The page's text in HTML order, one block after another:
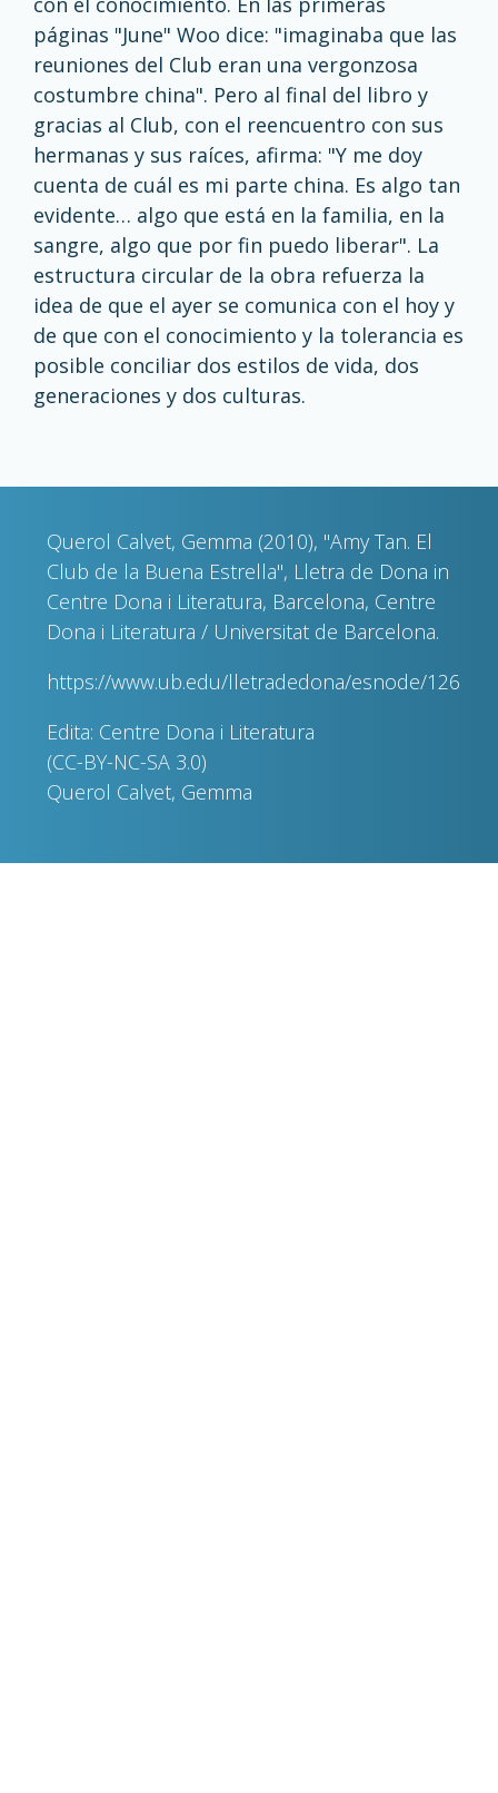
páginas "June" Woo dice: "imaginaba que las
reuniones del Club eran una vergonzosa
costumbre china". Pero al final del libro y
gracias al Club, con el reencuentro con sus
hermanas y sus raíces, afirma: "Y me doy
cuenta de cuál es mi parte china. Es algo tan
evidente… algo que está en la familia, en la
sangre, algo que por fin puedo liberar". La
estructura circular de la obra refuerza la
idea de que el ayer se comunica con el hoy y
de que con el conocimiento y la tolerancia es
posible conciliar dos estilos de vida, dos
generaciones y dos culturas.
Querol Calvet, Gemma (2010), "Amy Tan. El
Club de la Buena Estrella", Lletra de Dona in
Centre Dona i Literatura, Barcelona, Centre
Dona i Literatura / Universitat de Barcelona.
https://www.ub.edu/lletradedona/esnode/126
Edita: Centre Dona i Literatura
(CC-BY-NC-SA 3.0)
Querol Calvet, Gemma